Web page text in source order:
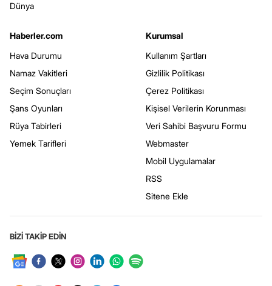
Dünya
Haberler.com
Hava Durumu
Namaz Vakitleri
Seçim Sonuçları
Şans Oyunları
Rüya Tabirleri
Yemek Tarifleri
Kurumsal
Kullanım Şartları
Gizlilik Politikası
Çerez Politikası
Kişisel Verilerin Korunması
Veri Sahibi Başvuru Formu
Webmaster
Mobil Uygulamalar
RSS
Sitene Ekle
BİZİ TAKİP EDİN